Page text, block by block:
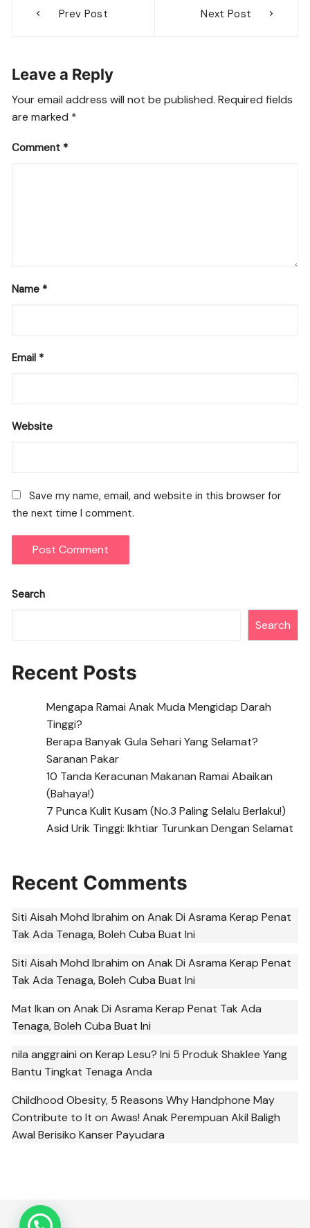
e
o
k
s
p
gr
navigation
Prev Post Next Post
Leave a Reply
Your email address will not be published. Required fields
are marked *
Comment *
Name *
Email *
Website
Save my name, email, and website in this browser for
the next time I comment.
Search
Search
Recent Posts
Mengapa Ramai Anak Muda Mengidap Darah
Tinggi?
Berapa Banyak Gula Sehari Yang Selamat?
Saranan Pakar
10 Tanda Keracunan Makanan Ramai Abaikan
(Bahaya!)
7 Punca Kulit Kusam (No.3 Paling Selalu Berlaku!)
Asid Urik Tinggi: Ikhtiar Turunkan Dengan Selamat
Recent Comments
Siti Aisah Mohd Ibrahim onAnak Di Asrama Kerap Penat
Tak Ada Tenaga, Boleh Cuba Buat Ini
Siti Aisah Mohd Ibrahim onAnak Di Asrama Kerap Penat
Tak Ada Tenaga, Boleh Cuba Buat Ini
Mat Ikan onAnak Di Asrama Kerap Penat Tak Ada
Tenaga, Boleh Cuba Buat Ini
nila anggraini onKerap Lesu? Ini 5 Produk Shaklee Yang
Bantu Tingkat Tenaga Anda
Childhood Obesity, 5 Reasons Why Handphone May
Contribute to It onAwas! Anak Perempuan Akil Baligh
Awal Berisiko Kanser Payudara